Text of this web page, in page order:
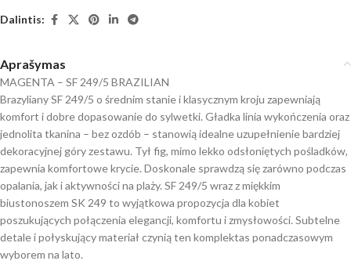
Dalintis:
Aprašymas
MAGENTA – SF 249/5 BRAZILIAN
Brazyliany SF 249/5 o średnim stanie i klasycznym kroju zapewniają
komfort i dobre dopasowanie do sylwetki. Gładka linia wykończenia oraz
jednolita tkanina – bez ozdób – stanowią idealne uzupełnienie bardziej
dekoracyjnej góry zestawu. Tył fig, mimo lekko odsłoniętych pośladków,
zapewnia komfortowe krycie. Doskonale sprawdzą się zarówno podczas
opalania, jak i aktywności na plaży. SF 249/5 wraz z miękkim
biustonoszem SK 249 to wyjątkowa propozycja dla kobiet
poszukujących połączenia elegancji, komfortu i zmysłowości. Subtelne
detale i połyskujący materiał czynią ten komplektas ponadczasowym
wyborem na lato.